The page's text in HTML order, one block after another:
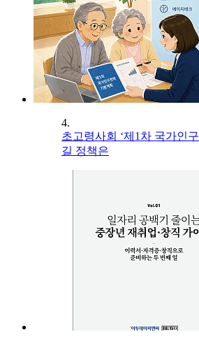
4.
초고령사회 ‘제1차 국가인
길 정책은